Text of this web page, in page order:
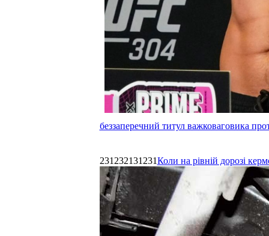
беззаперечний титул важковаговика
231232131231Коли на рівній дорозі